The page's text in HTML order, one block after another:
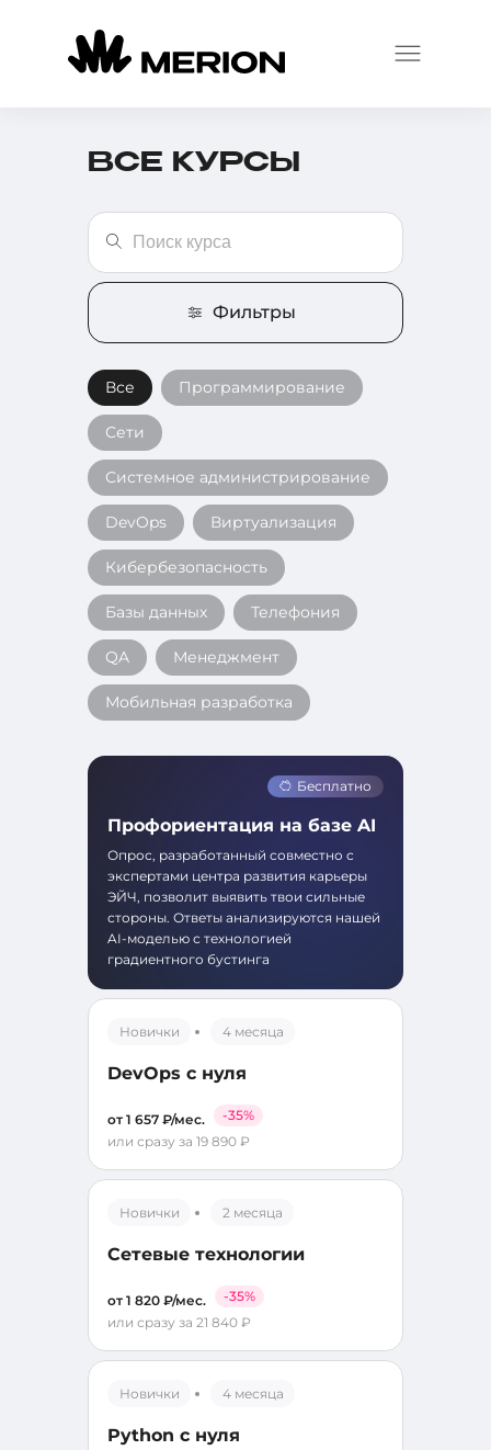
ВСЕ КУРСЫ
Фильтры
Все Программирование
Сети
Системное администрирование
DevOps
Кибербезопасность
Виртуализация
Базы данных Телефония
QA Менеджмент
Мобильная разработка
Бесплатно
Профориентация на базе AI
Опрос, разработанный совместно с
экспертами центра развития карьеры
ЭЙЧ, позволит выявить твои сильные
стороны. Ответы анализируются нашей
AI-моделью с технологией
градиентного бустинга
Новички 4 месяца
DevOps с нуля
от 1 657 ₽/мес.
-35%
или сразу за 19 890 ₽
Новички 2 месяца
Сетевые технологии
от 1 820 ₽/мес.
-35%
или сразу за 21 840 ₽
Новички 4 месяца
Python с нуля